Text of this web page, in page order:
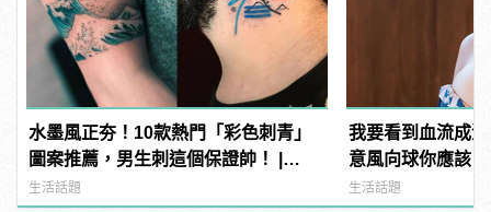
水墨風正夯！10款熱門「彩色刺青」
圖案推薦，男生刺這個保證帥！ |
manfashion這樣變型男
生活話題
我要看到血流成
意風向球你應該
變型男
生活話題